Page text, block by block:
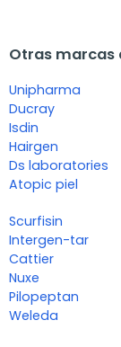
Otras marcas
Unipharma
Ducray
Isdin
Hairgen
Ds laboratories
Atopic piel
Scurfisin
Intergen-tar
Cattier
Nuxe
Pilopeptan
Weleda